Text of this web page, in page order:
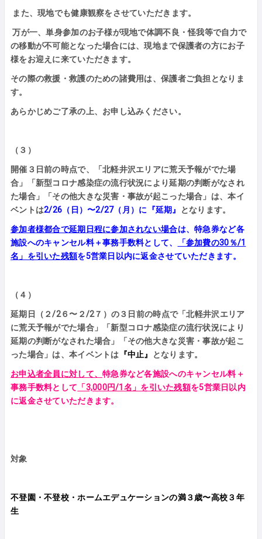
また、現地でも健康観察をさせていただきます。
万が一、単身参加のお子様が現地で体調不良・怪我等で自力で
の移動が不可能となった場合には、現地まで保護者の方にお子
様をお迎えに来ていただきます。
その際の救援・救護のための諸費用は、保護者ご負担となりま
す。
あらかじめご了承の上、お申し込みください。
（３）
開催３日前の時点で、「北軽井沢エリアに荒天予報がでた場
合」「新型コロナ感染症の流行状況により延期の判断がなされ
た場合」「その他大きな災害・事故が起こった場合」は、本イ
ベントは2/26（日）〜2/27（月）に『延期』 となります。
参加者様都合で延期日程に参加されない場合は、特急券など各
施設へのキャンセル料＋事務手数料として、
「参加費の30％/1
名」を引いた残額を5営業日以内に返金させていただきます。
（４）
延期日（２/2６〜２/2７）の３日前の時点で「北軽井沢エリア
に荒天予報がでた場合」「新型コロナ感染症の流行状況により
延期の判断がなされた場合」「その他大きな災害・事故が起こ
った場合」は、本イベントは 『中止』 となります。
お申込者全員に対して、特急券など各施設へのキャンセル料＋
事務手数料として 「3,000円/1名」を引いた残額を5営業日以内
に返金させていただきます。
対象
不登園・不登校・ホームエデュケーションの満３歳〜高校３年
生